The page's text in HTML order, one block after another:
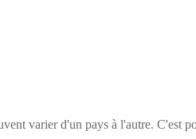
varier d'un pays à l'autre. C'est